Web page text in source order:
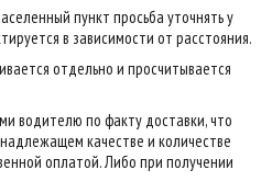
пункт просьба уточнять у
в зависимости от расстояния.
отдельно и просчитывается
водителю по факту доставки, что
качестве и количестве
оплатой. Либо при получении